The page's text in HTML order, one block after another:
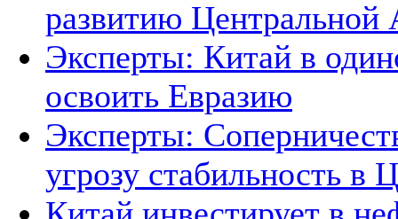
развитию Центральной
Эксперты: Китай в
освоить Евразию
Эксперты:
угрозу стабильность в